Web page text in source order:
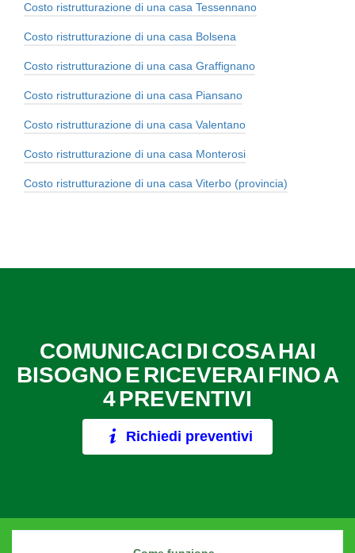
Costo ristrutturazione di una casa Tessennano
Costo ristrutturazione di una casa Bolsena
Costo ristrutturazione di una casa Graffignano
Costo ristrutturazione di una casa Piansano
Costo ristrutturazione di una casa Valentano
Costo ristrutturazione di una casa Monterosi
Costo ristrutturazione di una casa Viterbo (provincia)
COMUNICACI DI COSA HAI
BISOGNO E RICEVERAI FINO A
4 PREVENTIVI
Richiedi preventivi